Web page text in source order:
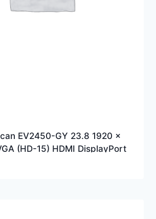
EV2450-GY 23.8 1920 x
(HD-15) HDMI DisplayPort